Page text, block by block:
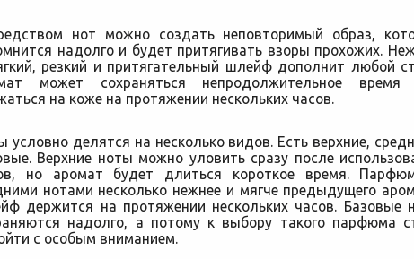
нот можно создать неповторимый образ,
надолго и будет притягивать взоры прохожих.
резкий и притягательный шлейф дополнит любой
может сохраняться непродолжительное время
на коже на протяжении нескольких часов.
условно делятся на несколько видов. Есть верхние,
Верхние ноты можно уловить сразу после
но аромат будет длиться короткое время.
нотами несколько нежнее и мягче предыдущего
держится на протяжении нескольких часов. Базовые
надолго, а потому к выбору такого парфюма
с особым вниманием.